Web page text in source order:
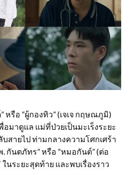
หรือ “ผู้กองทิว” (เจเจ กฤษณภูมิ)
อมาดูแล แม่ที่ป่วยเป็นมะเร็งระยะ
สายไป ท่ามกลางความโศกเศร้า
กันตภัทร” หรือ “หมอกันต์” (ต่อ
ระยะสุดท้าย และพบเรื่องราว